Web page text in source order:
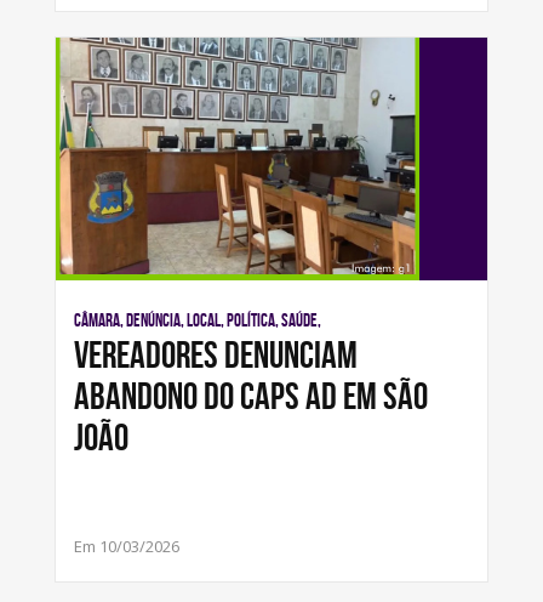
Câmara, Denúncia, Local, Política, Saúde,
Vereadores denunciam
abandono do Caps AD em São
João
Em 10/03/2026